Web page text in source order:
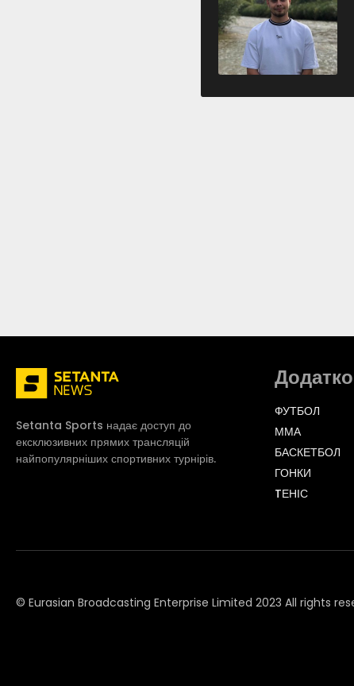
Setanta Sports надає доступ до
ексклюзивних прямих трансляцій
найпопулярніших спортивних турнірів.
ФУТБОЛ
ММА
БАСКЕТБОЛ
ГОНКИ
TЕНІС
© Eurasian Broadcasting Enterprise Limited 2023 All rights